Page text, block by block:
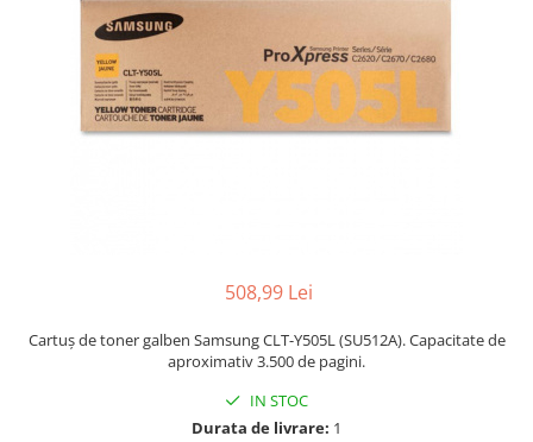
508,99 Lei
Cartuș de toner galben Samsung CLT-Y505L (SU512A). Capacitate de
aproximativ 3.500 de pagini.
IN STOC
Durata de livrare: 1